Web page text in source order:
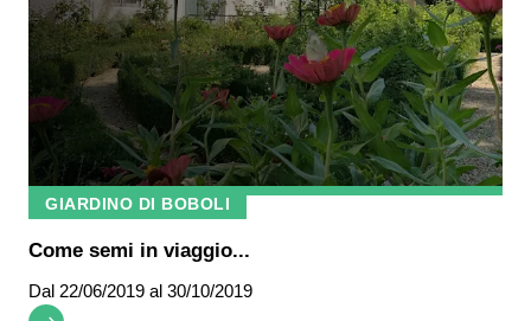
GIARDINO DI BOBOLI
Come semi in viaggio...
Dal 22/06/2019 al 30/10/2019